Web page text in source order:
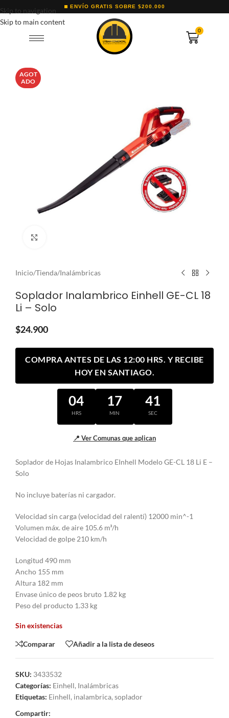
Skip to navigation
Skip to main content
ENVÍO GRATIS SOBRE $200.000
0
AGOT
ADO
Inicio/Tienda/Inalámbricas
Soplador Inalambrico Einhell GE-CL 18
Li – Solo
$24.900
COMPRA ANTES DE LAS 12:00 HRS. Y RECIBE
HOY EN SANTIAGO.
04
HRS
17
MIN
40
SEC
📍 Ver Comunas que aplican
Soplador de Hojas Inalambrico EInhell Modelo GE-CL 18 Li E –
Solo
No incluye baterías ni cargador.
Velocidad sin carga (velocidad del ralentí) 12000 min^-1
Volumen máx. de aire 105.6 m³/h
Velocidad de golpe 210 km/h
Longitud 490 mm
Ancho 155 mm
Altura 182 mm
Envase único de peos bruto 1.82 kg
Peso del producto 1.33 kg
Sin existencias
Comparar Añadir a la lista de deseos
SKU: 3433532
Categorías: Einhell, Inalámbricas
Etiquetas: Einhell, inalambrica, soplador
Compartir: